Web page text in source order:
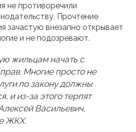
не противоречили
Прочтение
зачастую внезапно открывает
и не подозревают.
жильцам начать с
Многие просто не
по закону должны
и из-за этого терпят
Васильевич,
ЖКХ.